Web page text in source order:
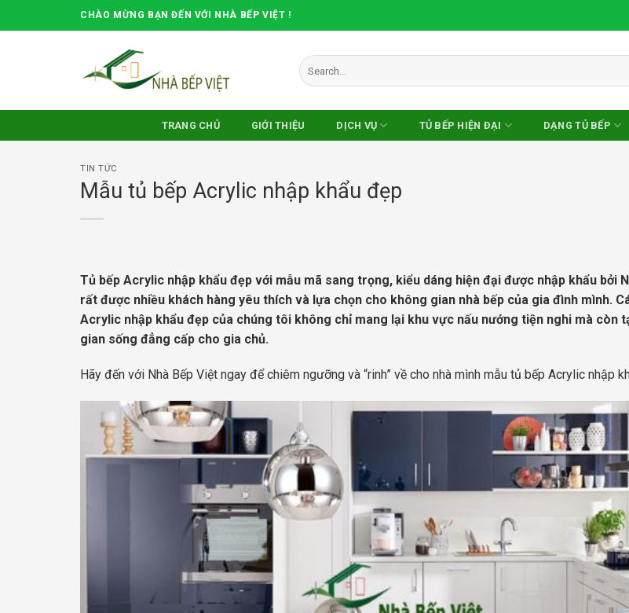
to
CHÀO MỪNG BẠN ĐẾN VỚI NHÀ BẾP VIỆT !
Search
for:
TRANG CHỦ GIỚI THIỆU DỊCH VỤ TỦ BẾP HIỆN ĐẠI DẠNG TỦ BẾP
TIN TỨC
Mẫu tủ bếp Acrylic nhập khẩu đẹp
Tủ bếp Acrylic nhập khẩu đẹp với mẫu mã sang trọng, kiểu dáng hiện đại được nhập khẩu bởi
rất được nhiều khách hàng yêu thích và lựa chọn cho không gian nhà bếp của gia đình mình.
Acrylic nhập khẩu đẹp của chúng tôi không chỉ mang lại khu vực nấu nướng tiện nghi mà còn
gian sống đẳng cấp cho gia chủ.
Hãy đến với Nhà Bếp Việt ngay để chiêm ngưỡng và “rinh” về cho nhà mình mẫu tủ bếp Acrylic nhập